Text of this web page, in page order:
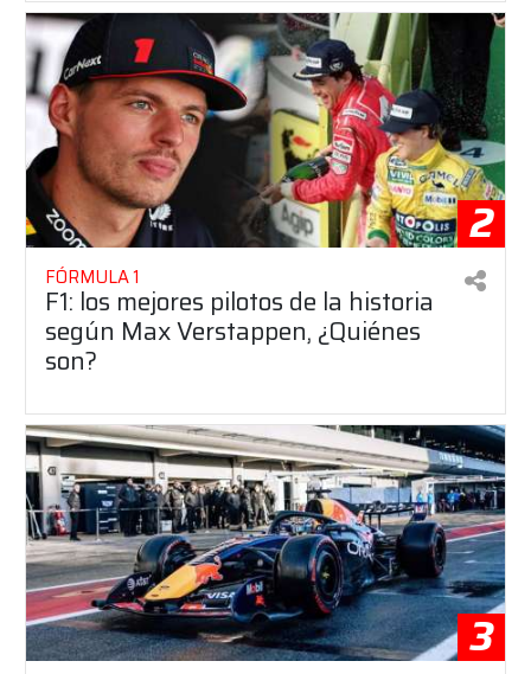
2
FÓRMULA 1
F1: los mejores pilotos de la historia
según Max Verstappen, ¿Quiénes
son?
3